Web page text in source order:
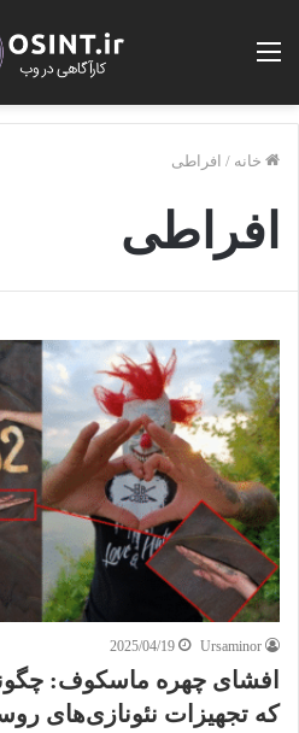
منو
خانه / افراطی
افراطی
Ursaminor
2025/04/19
افشای چهره ماسکوف:
که تجهیزات نئونازی‌های